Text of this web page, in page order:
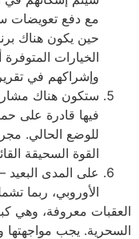
مع دفع تعويضات
حين يكون هناك
الخيارات
وإشراكهم في
ستكون هناك
فيها قادرة على
للوضع الحالي.
القوة السحيقة
على المدى
الأوروبي، ربما
العقبات معروفة، وهي
السحرية. يجب مواجهتها